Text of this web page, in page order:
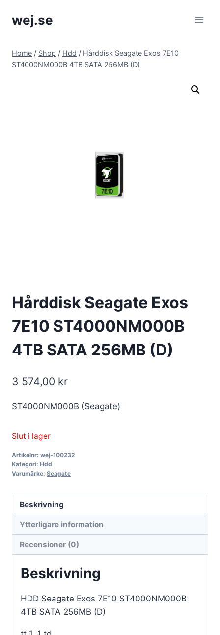
wej.se
Home / Shop / Hdd / Hårddisk Seagate Exos 7E10
ST4000NM000B 4TB SATA 256MB (D)
Hårddisk Seagate Exos
7E10 ST4000NM000B
4TB SATA 256MB (D)
3 574,00 kr
ST4000NM000B (Seagate)
Slut i lager
Artikelnr: wej-100232
Kategori: Hdd
Varumärke: Seagate
Beskrivning
Ytterligare information
Recensioner (0)
Beskrivning
HDD Seagate Exos 7E10 ST4000NM000B
4TB SATA 256MB (D)